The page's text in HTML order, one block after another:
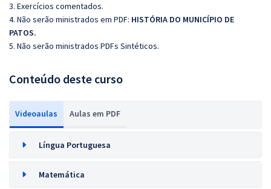
3. Exercícios comentados.
4. Não serão ministrados em PDF: HISTÓRIA DO MUNICÍPIO DE
PATOS.
5. Não serão ministrados PDFs Sintéticos.
Conteúdo deste curso
Videoaulas Aulas em PDF
Língua Portuguesa
Matemática